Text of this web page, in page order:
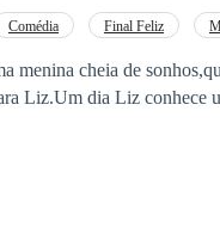
Comédia Final Feliz
menina cheia de
Liz.Um dia Liz conhece